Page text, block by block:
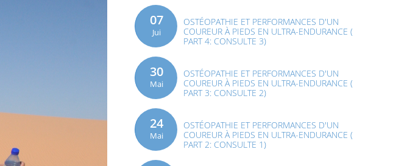
07
Jui
OSTÉOPATHIE ET PERFORMANCES D'UN
COUREUR À PIEDS EN ULTRA-ENDURANCE (
PART 4: CONSULTE 3)
30
Mai
OSTÉOPATHIE ET PERFORMANCES D'UN
COUREUR À PIEDS EN ULTRA-ENDURANCE (
PART 3: CONSULTE 2)
24
Mai
OSTÉOPATHIE ET PERFORMANCES D'UN
COUREUR À PIEDS EN ULTRA-ENDURANCE (
PART 2: CONSULTE 1)